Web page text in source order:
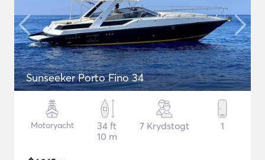
Sunseeker Porto Fino 34
Motoryacht
34 ft
10 m
7 Krydstogt 1